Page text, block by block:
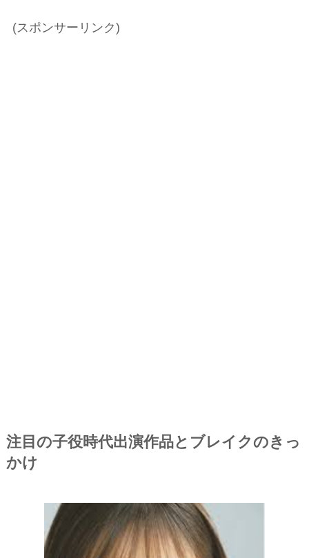
(スポンサーリンク)
注目の子役時代出演作品とブレイクのきっ
かけ